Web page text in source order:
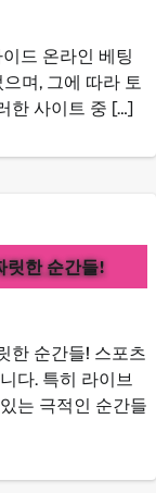
드 온라인 베팅
며, 그에 따라 토
한 사이트 중 […]
릿한 순간들!
한 순간들! 스포츠
다. 특히 라이브
는 극적인 순간들